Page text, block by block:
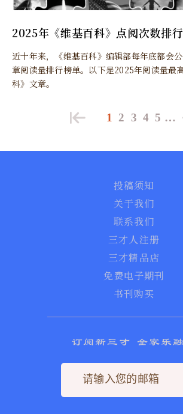
2025年《维基百科》点阅次数排
近十年来，《维基百科》编辑部每年底都会
章阅读量排行榜单。以下是2025年阅读量最
科》文章。
1 2 3 4 5 …
投稿须知
关于我们
联系我们
三才人注册
三才精品店
免费电子期刊
书刊购买
订阅新三才 全家乐